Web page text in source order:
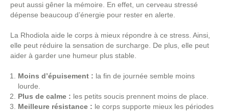
peut aussi gêner la mémoire. En effet, un cerveau stressé
dépense beaucoup d’énergie pour rester en alerte.
La Rhodiola aide le corps à mieux répondre à ce stress. Ainsi,
elle peut réduire la sensation de surcharge. De plus, elle peut
aider à garder une humeur plus stable.
Moins d’épuisement : la fin de journée semble moins
lourde.
Plus de calme : les petits soucis prennent moins de place.
Meilleure résistance : le corps supporte mieux les périodes